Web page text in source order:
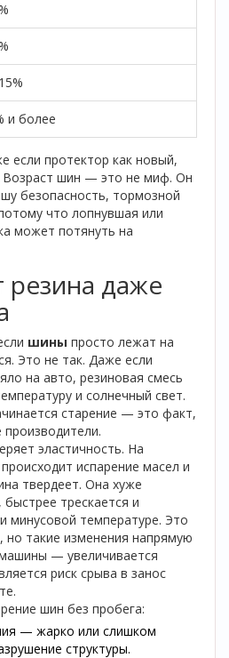
и более
если протектор как новый,
Возраст шин — это не миф. Он
безопасность, тормозной
что лопнувшая или
может потянуть на
резина даже
шины просто лежат на
Это не так. Даже если
на авто, резиновая смесь
и солнечный свет.
старение — это факт,
эластичность. На
испарение масел и
твердеет. Она хуже
трескается и
минусовой температуре. Это
но такие изменения напрямую
— увеличивается
риск срыва в занос
шин без пробега:
— жарко или слишком
структуры.